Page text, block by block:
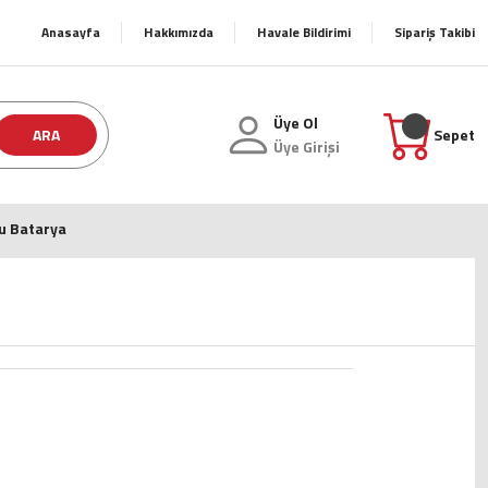
Anasayfa Hakkımızda Havale Bildirimi Sipariş Takibi
ARA
Üye Ol
Üye Girişi
Sepet
Batarya